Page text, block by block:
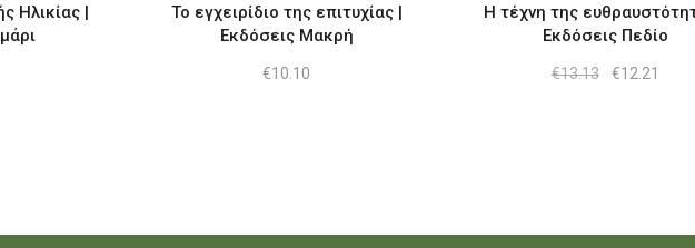
Ηλικίας |
Το εγχειρίδιο της επιτυχίας |
Εκδόσεις Μακρή
€10.10
Η τέχνη της
Εκδόσεις Πεδίο
€13.13
Original
€12.21